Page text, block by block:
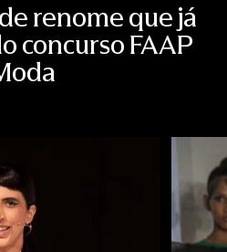
renome que já
concurso FAAP